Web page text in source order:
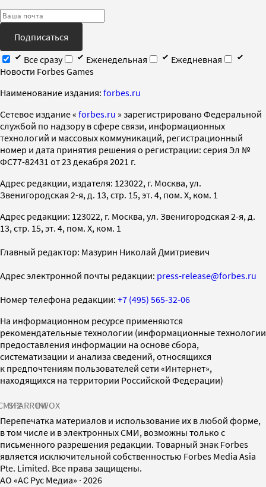
Подписаться
Все сразу
Еженедельная
Ежедневная
Новости Forbes Games
Наименование издания: forbes.ru
Cетевое издание « forbes.ru » зарегистрировано Федеральной
службой по надзору в сфере связи, информационных
технологий и массовых коммуникаций, регистрационный
номер и дата принятия решения о регистрации: серия Эл №
ФС77-82431 от 23 декабря 2021 г.
Адрес редакции, издателя: 123022, г. Москва, ул.
Звенигородская 2-я, д. 13, стр. 15, эт. 4, пом. X, ком. 1
Адрес редакции: 123022, г. Москва, ул. Звенигородская 2-я, д.
13, стр. 15, эт. 4, пом. X, ком. 1
Главный редактор: Мазурин Николай Дмитриевич
Адрес электронной почты редакции: press-release@forbes.ru
Номер телефона редакции: +7 (495) 565-32-06
На информационном ресурсе применяются
рекомендательные технологии (информационные технологии
предоставления информации на основе сбора,
систематизации и анализа сведений, относящихся
к предпочтениям пользователей сети «Интернет»,
находящихся на территории Российской Федерации)
SPARROWINFOX
Перепечатка материалов и использование их в любой форме,
в том числе и в электронных СМИ, возможны только с
письменного разрешения редакции. Товарный знак Forbes
является исключительной собственностью Forbes Media Asia
Pte. Limited. Все права защищены.
AO «АС Рус Медиа» · 2026